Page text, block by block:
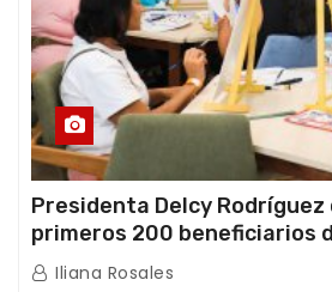
Presidenta Delcy
primeros 200 beneficiarios
de los Abuelos “La
Iliana Rosales